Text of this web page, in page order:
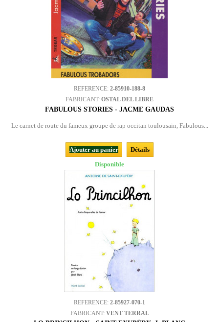
REFERENCE: 2-85910-188-8
FABRICANT: OSTAL DEL LIBRE
FABULOUS STORIES - JACME GAUDAS
Le carnet de route du fameux groupe de rap occitan toulousain, Fabulous...
Ajouter au panier
Détails
Disponible
REFERENCE: 2-85927-070-1
FABRICANT: VENT TERRAL